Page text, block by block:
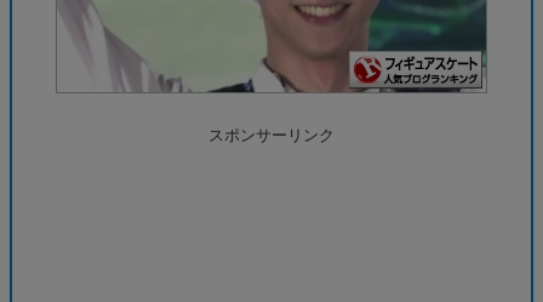
スポンサーリンク